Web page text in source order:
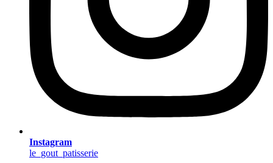
Instagram
le_gout_patisserie